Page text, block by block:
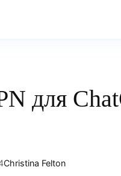
для
Christina Felton